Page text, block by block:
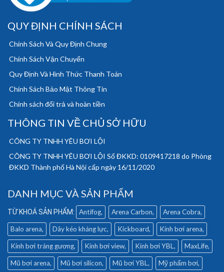
QUY ĐỊNH CHÍNH SÁCH
Chính Sách Và Quy Định Chung
Chính Sách Vận Chuyển
Quy Định Và Hình Thức Thanh Toán
Chính Sách Bảo Mật Thông Tin
Chính sách đổi trả và hoàn tiền
THÔNG TIN VỀ CHỦ SỞ HỮU
CÔNG TY TNHH YÊU BƠI LỘI
CÔNG TY TNHH YÊU BƠI LỘI Số ĐKKD: 0109417218 do Phòng
ĐKKD Thành phố Hà Nội cấp ngày 16/11/2020
DANH MỤC VÀ SẢN PHẨM
Antifog Arena Carbon Arena Cobra
Balo arena Dây kéo kháng lực Kickboard Kính bơi arena
Kính bơi tráng gương Kính bơi view Kính bơi YBL MaxLife
Mũ bơi arena Mũ bơi silicon Mũ bơi YBL Mỹ phẩm bơi